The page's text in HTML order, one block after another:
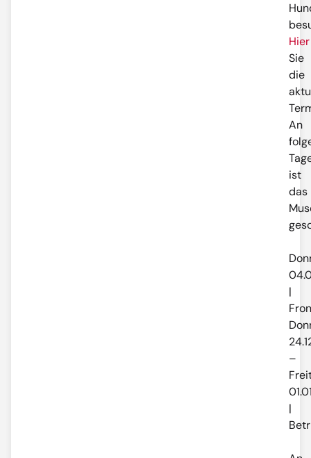
Hier
Sie
die
An
ist
das
|
–
|